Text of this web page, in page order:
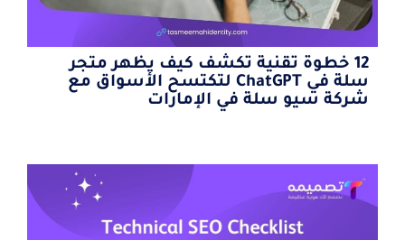
12 خطوة تقنية تكشف كيف يظهر متجر
سلة في ChatGPT لتكتسح الأسواق مع
شركة سيو سلة في الإمارات